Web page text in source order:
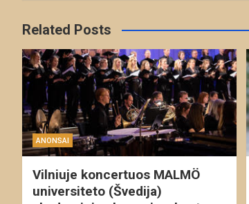
Related Posts
ANONSAI
Vilniuje koncertuos MALMÖ
universiteto (Švedija)